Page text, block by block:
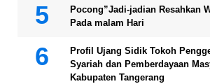
Pocong”Jadi-jadian Resahkan
Pada malam Hari
Profil Ujang Sidik Tokoh
Syariah dan Pemberdayaan
Kabupaten Tangerang